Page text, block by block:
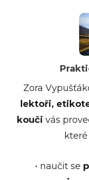
Zora
lektoři,
kouči vás
• naučit se